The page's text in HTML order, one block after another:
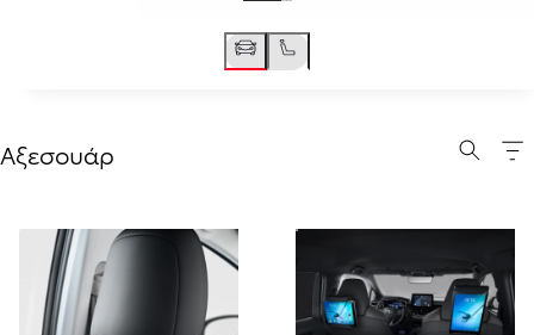
Αξεσουάρ